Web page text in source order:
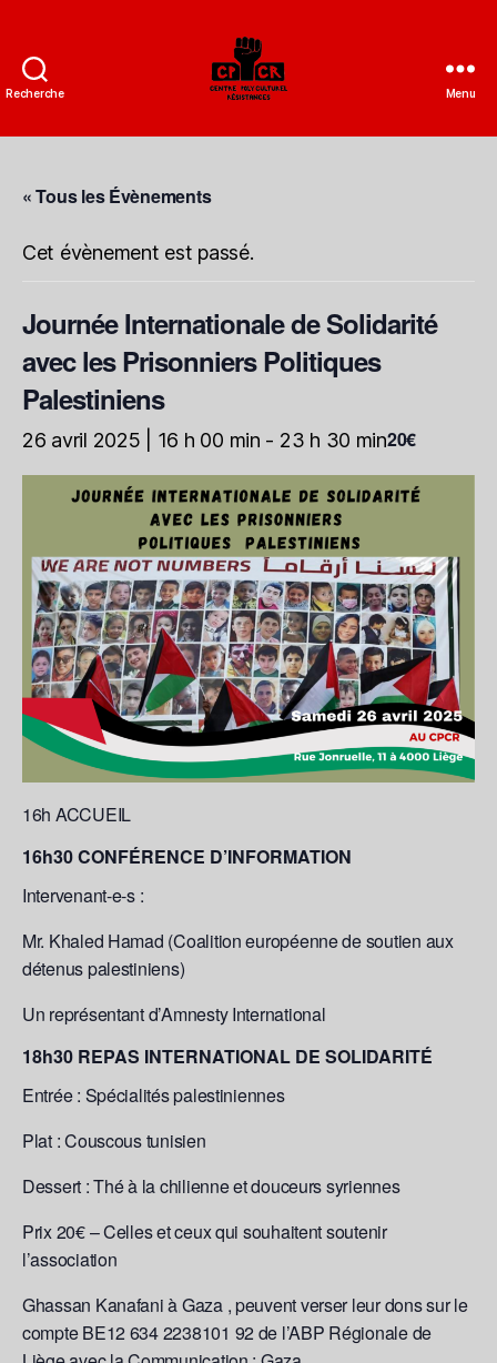
Recherche
-
Menu
« Tous les Évènements
Cet évènement est passé.
Journée Internationale de Solidarité
avec les Prisonniers Politiques
Palestiniens
26 avril 2025 | 16 h 00 min - 23 h 30 min20€
16h ACCUEIL
16h30 CONFÉRENCE D’INFORMATION
Intervenant-e-s :
Mr. Khaled Hamad (Coalition européenne de soutien aux
détenus palestiniens)
Un représentant d’Amnesty International
18h30 REPAS INTERNATIONAL DE SOLIDARITÉ
Entrée : Spécialités palestiniennes
Plat : Couscous tunisien
Dessert : Thé à la chilienne et douceurs syriennes
Prix 20€ – Celles et ceux qui souhaitent soutenir
l’association
Ghassan Kanafani à Gaza , peuvent verser leur dons sur le
compte BE12 634 2238101 92 de l’ABP Régionale de